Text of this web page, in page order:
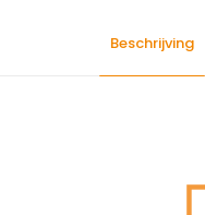
Beschrijving